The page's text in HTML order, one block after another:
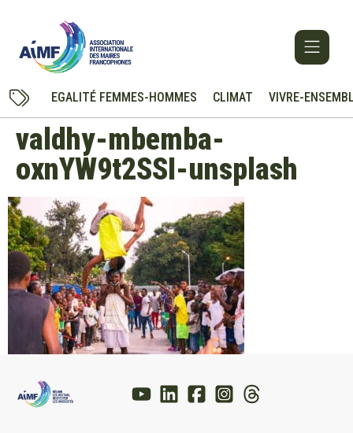
EGALITÉ FEMMES-HOMMES CLIMAT VIVRE-
valdhy-mbemba-
oxnYW9t2SSI-unsplash